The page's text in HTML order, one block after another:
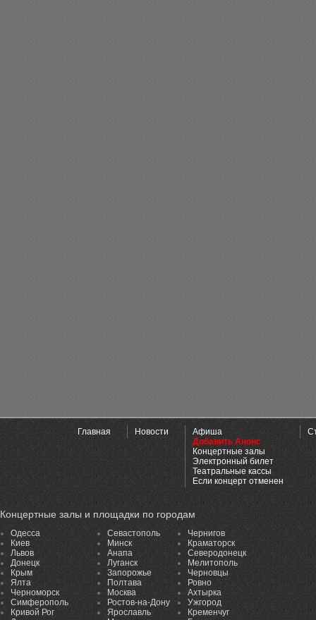
Главная Новости
Афиша
Добавить Анонс
Концертные залы
Электронный билет
Театральные кассы
Если концерт отменен
Концертные залы и площадки по городам
Одесса
Киев
Львов
Донецк
Крым
Ялта
Черноморск
Симферополь
Кривой Рог
Севастополь
Минск
Анапа
Луганск
Запорожье
Полтава
Москва
Ростов-на-Дону
Ярославль
Чернигов
Краматорск
Северодонецк
Мелитополь
Черновцы
Ровно
Ахтырка
Ужгород
Кременчуг